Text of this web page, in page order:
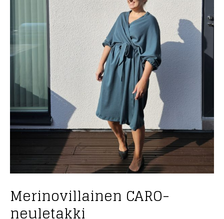
Merinovillainen CARO-
neuletakki